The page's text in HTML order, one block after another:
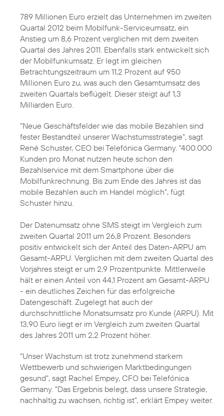
789 Millionen Euro erzielt das Unternehmen im zweiten
Quartal 2012 beim Mobilfunk-Serviceumsatz, ein
Anstieg um 8,6 Prozent verglichen mit dem zweiten
Quartal des Jahres 2011. Ebenfalls stark entwickelt sich
der Mobilfunkumsatz. Er legt im gleichen
Betrachtungszeitraum um 11,2 Prozent auf 950
Millionen Euro zu, was auch den Gesamtumsatz des
zweiten Quartals beflügelt. Dieser steigt auf 1,3
Milliarden Euro.
"Neue Geschäftsfelder wie das mobile Bezahlen sind
fester Bestandteil unserer Wachstumsstrategie", sagt
René Schuster, CEO bei Telefónica Germany. "400.000
Kunden pro Monat nutzen heute schon den
Bezahlservice mit dem Smartphone über die
Mobilfunkrechnung. Bis zum Ende des Jahres ist das
mobile Bezahlen auch im Handel möglich", fügt
Schuster hinzu.
Der Datenumsatz ohne SMS steigt im Vergleich zum
zweiten Quartal 2011 um 26,8 Prozent. Besonders
positiv entwickelt sich der Anteil des Daten-ARPU am
Gesamt-ARPU. Verglichen mit dem zweiten Quartal des
Vorjahres steigt er um 2,9 Prozentpunkte. Mittlerweile
hält er einen Anteil von 44,1 Prozent am Gesamt-ARPU
- ein deutliches Zeichen für das erfolgreiche
Datengeschäft. Zugelegt hat auch der
durchschnittliche Monatsumsatz pro Kunde (ARPU). Mit
13,90 Euro liegt er im Vergleich zum zweiten Quartal
des Jahres 2011 um 2,2 Prozent höher.
"Unser Wachstum ist trotz zunehmend starkem
Wettbewerb und schwierigen Marktbedingungen
gesund", sagt Rachel Empey, CFO bei Telefónica
Germany. "Das Ergebnis belegt, dass unsere Strategie,
nachhaltig zu wachsen, richtig ist", erklärt Empey weiter.